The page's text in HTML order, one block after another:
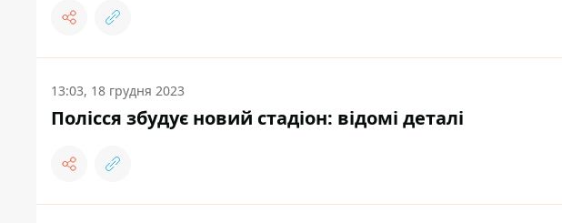
13:03, 18 грудня 2023
Полісся збудує новий стадіон: відомі деталі